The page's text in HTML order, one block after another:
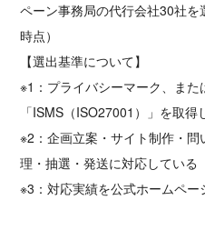
ペーン事務局の代行会社30社
時点）
【選出基準について】
※1：プライバシーマーク、ま
「ISMS（ISO27001）」を取得
※2：企画立案・サイト制作・
理・抽選・発送に対応している
※3：対応実績を公式ホームペー